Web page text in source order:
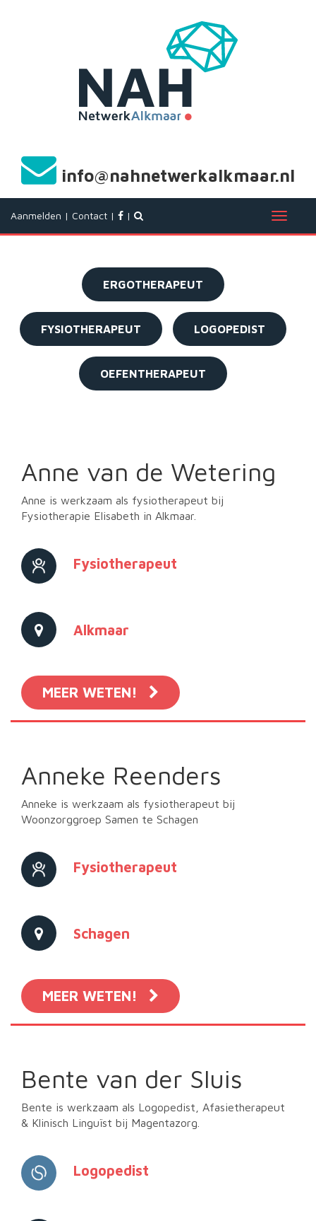
info@nahnetwerkalkmaar.nl
T
o
a
i
Aanmelden | Contact | |
ERGOTHERAPEUT
FYSIOTHERAPEUT LOGOPEDIST
OEFENTHERAPEUT
Anne van de Wetering
Anne is werkzaam als fysiotherapeut bij
Fysiotherapie Elisabeth in Alkmaar.
Fysiotherapeut
Alkmaar
MEER WETEN!
Anneke Reenders
Anneke is werkzaam als fysiotherapeut bij
Woonzorggroep Samen te Schagen
Fysiotherapeut
Schagen
MEER WETEN!
Bente van der Sluis
Bente is werkzaam als Logopedist, Afasietherapeut
& Klinisch Linguïst bij Magentazorg.
Logopedist